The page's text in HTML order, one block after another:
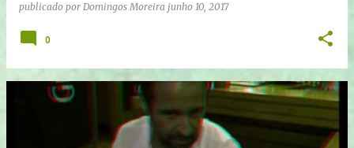
publicado por Domingos Moreira junho 10, 2017
0